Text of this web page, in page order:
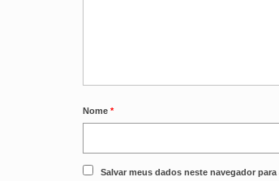
Nome *
Salvar meus dados neste navegador